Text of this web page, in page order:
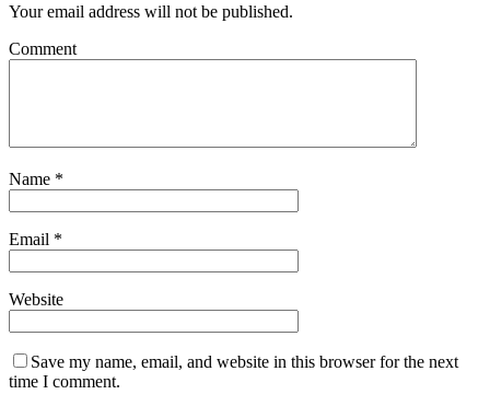
Your email address will not be published.
Comment
Name *
Email *
Website
Save my name, email, and website in this browser for the next
time I comment.